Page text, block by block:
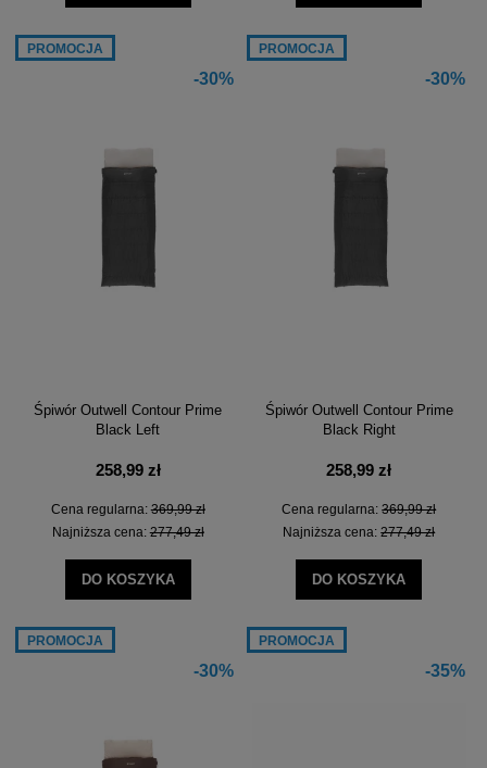
-30%
Śpiwór Outwell Contour Prime
Black Left
258,99 zł
Cena regularna:369,99 zł
Najniższa cena:277,49 zł
DO KOSZYKA
PROMOCJA
-30%
Śpiwór Outwell Contour Prime
Black Right
258,99 zł
Cena regularna:369,99 zł
Najniższa cena:277,49 zł
DO KOSZYKA
PROMOCJA
-30%
PROMOCJA
-35%
PROMOCJA